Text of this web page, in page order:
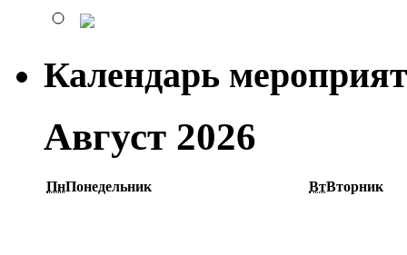
Календарь
Август 2026
ПнПонедельник ВтВторник